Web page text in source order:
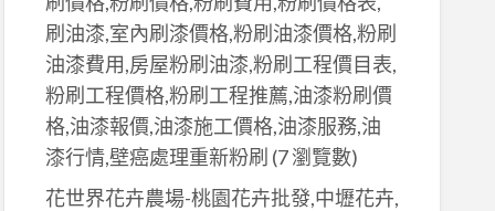
刷油漆,室內刷漆價格,粉刷油漆價格,粉刷
油漆費用,房屋粉刷油漆,粉刷工程價目表,
粉刷工程價格,粉刷工程推薦,油漆粉刷價
格,油漆報價,油漆施工價格,油漆服務,油
漆行情,壁癌處理重新粉刷 (7 瀏覽數)
花世界花卉農場-桃園花卉批發,中壢花卉,